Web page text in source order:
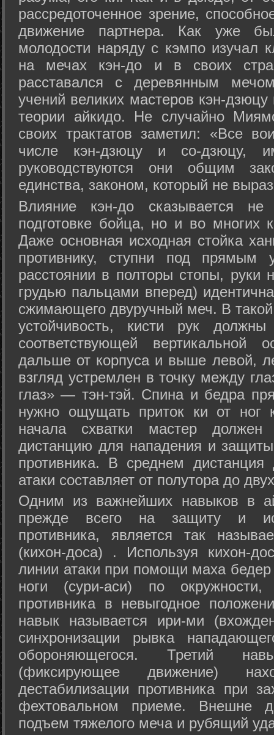
рассредоточенное зрение,
движение партнера. Как уже
молодости наряду с кэмпо изучал
на мечах кэн-до и в своих
расставался с деревянным
учений великих мастеров кэн-
теории айкидо. Не случайно
своих трактатов заметил: «Все
числе кэн-дзюцу и со-дзюцу,
руководствуются они общим
единства, законом, который не
Влияние кэн-до сказывается не
подготовке бойца, но и во многих
Даже основная исходная стойка
противнику, ступни под прямым
расстоянии в полторы стопы, руки
грудью пальцами вперед)
сжимающего двуручный меч. В
устойчивость, кисти рук
соответствующей
дальше от корпуса и выше левой,
взгляд устремлен в точку между
глаз» — тэн-тэй. Спина и бедра
нужно ощущать приток ки от
начала схватки мастер должен
дистанцию для нападения и
противника. В среднем
атаки составляет от полутора до
Одним из важнейших навыков в
прежде всего на защиту и
противника, является так
(кихон-доса) . Используя кихон-
линии атаки при помощи маха
ноги (сури-аси) по
противника в невыгодное
навык называется ири-ми
синхронизации рывка
обороняющегося. Третий
(фиксирующее движение)
дестабилизации противника при
фехтовальном приеме. Внешне
подъем тяжелого меча и рубящий